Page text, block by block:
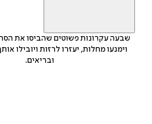
שבעה עקרונות פשוטים שהביסו את
וימנעו מחלות, יעזרו לרזות ויובילו
ובריאים.